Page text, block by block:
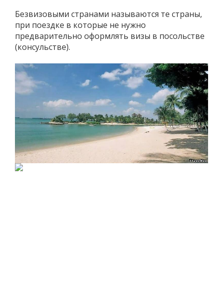
Безвизовыми странами называются те страны,
при поездке в которые не нужно
предварительно оформлять визы в посольстве
(консульстве).
Визы